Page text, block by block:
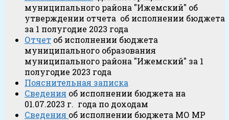
муниципального района "Ижемский" об
утверждении отчета об исполнении бюджета
за 1 полугодие 2023 года
Отчет об исполнении бюджета
муниципального образования
муниципального района "Ижемский" за 1
полугодие 2023 года
Пояснительная записка
Сведения об исполнении бюджета на
01.07.2023 г. года по доходам
Сведения об исполнении бюджета МО МР